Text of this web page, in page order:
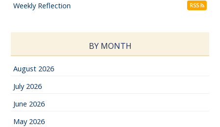
Weekly Reflection RSS
BY MONTH
August 2026
July 2026
June 2026
May 2026